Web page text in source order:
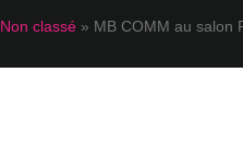
Non classé » MB COMM au salon